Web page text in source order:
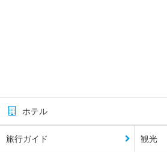
ホテル
旅行ガイド 観光